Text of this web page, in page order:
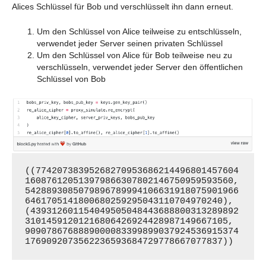
Alices Schlüssel für Bob und verschlüsselt ihn dann erneut.
Um den Schlüssel von Alice teilweise zu entschlüsseln,
verwendet jeder Server seinen privaten Schlüssel
Um den Schlüssel von Alice für Bob teilweise neu zu
verschlüsseln, verwendet jeder Server den öffentlichen
Schlüssel von Bob
((77420738395268270953686214496801457604
160876120513979866307802146750959593560,
5428893085079896789994106631918075901966
6461705141800680259295043110704970240),
(439312601154049505048443688800313289892
31014591201216806426924428987149667105,
9090786768889000083399899037924536915374
1769092073562236593684729778667077837))